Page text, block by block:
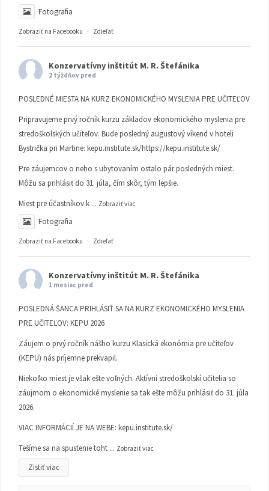
Fotografia
Zobraziť na Facebooku · Zdieľať
Konzervatívny inštitút M. R. Štefánika
2 týždňov pred
POSLEDNÉ MIESTA NA KURZ EKONOMICKÉHO MYSLENIA PRE UČITEĽOV
Pripravujeme prvý ročník kurzu základov ekonomického myslenia pre
stredoškolských učiteľov. Bude posledný augustový víkend v hoteli
Bystrička pri Martine: kepu.institute.sk/https://kepu.institute.sk/
Pre záujemcov o neho s ubytovaním ostalo pár posledných miest.
Môžu sa prihlásiť do 31. júla, čím skôr, tým lepšie.
Miest pre účastníkov k ... Zobraziť viac
Fotografia
Zobraziť na Facebooku · Zdieľať
Konzervatívny inštitút M. R. Štefánika
1 mesiac pred
POSLEDNÁ ŠANCA PRIHLÁSIŤ SA NA KURZ EKONOMICKÉHO MYSLENIA
PRE UČITEĽOV: KEPU 2026
Záujem o prvý ročník nášho kurzu Klasická ekonómia pre učiteľov
(KEPU) nás príjemne prekvapil.
Niekoľko miest je však ešte voľných. Aktívni stredoškolskí učitelia so
záujmom o ekonomické myslenie sa tak ešte môžu prihlásiť do 31. júla
2026.
VIAC INFORMÁCIÍ JE NA WEBE: kepu.institute.sk/
Tešíme sa na spustenie toht ... Zobraziť viac
Zistiť viac